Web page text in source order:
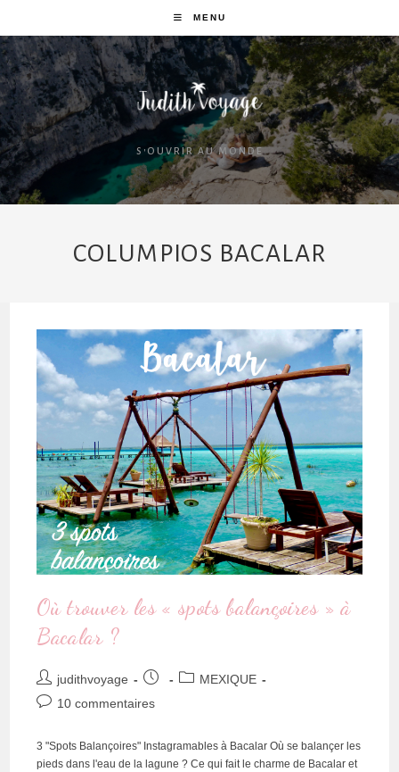
MENU
S'OUVRIR AU MONDE
COLUMPIOS BACALAR
Où trouver les « spots balançoires » à
Bacalar ?
judithvoyage
MEXIQUE
10 commentaires
3 "Spots Balançoires" Instagramables à Bacalar Où se balançer les
pieds dans l'eau de la lagune ? Ce qui fait le charme de Bacalar et